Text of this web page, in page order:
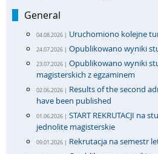
General
04.08.2026 | Uruchomiono kolejne
24.07.2026 | Opublikowano wyniki
23.07.2026 | Opublikowano wyniki
magisterskich z egzaminem
02.06.2026 | Results of the second
have been published
01.06.2026 | START REKRUTACJI na
jednolite magisterskie
09.01.2026 | Rekrutacja na semestr